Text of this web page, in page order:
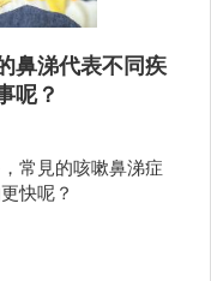
鼻涕代表不同疾
呢？
常見的咳嗽鼻涕症
快呢？